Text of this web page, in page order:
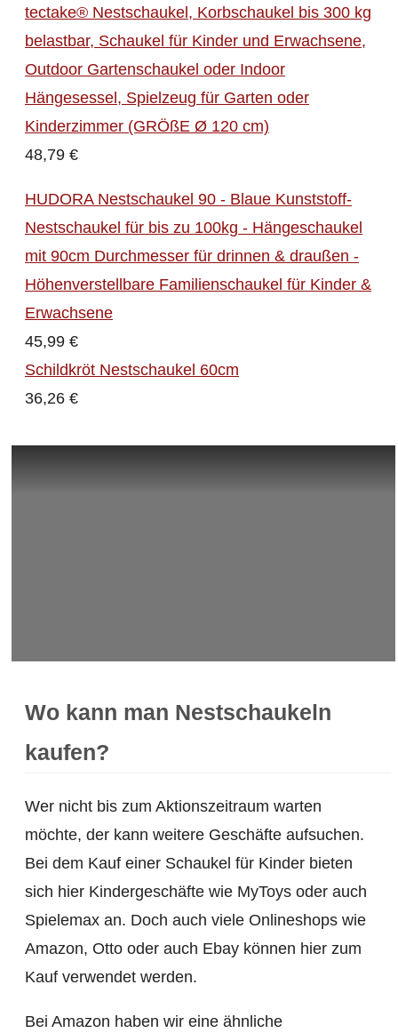
tectake® Nestschaukel, Korbschaukel bis 300 kg
belastbar, Schaukel für Kinder und Erwachsene,
Outdoor Gartenschaukel oder Indoor
Hängesessel, Spielzeug für Garten oder
Kinderzimmer (GRÖßE Ø 120 cm)
48,79 €
HUDORA Nestschaukel 90 - Blaue Kunststoff-
Nestschaukel für bis zu 100kg - Hängeschaukel
mit 90cm Durchmesser für drinnen & draußen -
Höhenverstellbare Familienschaukel für Kinder &
Erwachsene
45,99 €
Schildkröt Nestschaukel 60cm
36,26 €
Wo kann man Nestschaukeln
kaufen?
Wer nicht bis zum Aktionszeitraum warten
möchte, der kann weitere Geschäfte aufsuchen.
Bei dem Kauf einer Schaukel für Kinder bieten
sich hier Kindergeschäfte wie MyToys oder auch
Spielemax an. Doch auch viele Onlineshops wie
Amazon, Otto oder auch Ebay können hier zum
Kauf verwendet werden.
Bei Amazon haben wir eine ähnliche